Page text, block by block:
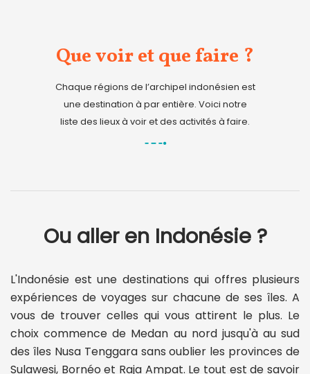
Que voir et que faire ?
Chaque régions de l’archipel indonésien est
une destination à par entière. Voici notre
liste des lieux à voir et des activités à faire.
Ou aller en Indonésie ?
L'Indonésie est une destinations qui offres plusieurs
expériences de voyages sur chacune de ses îles. A
vous de trouver celles qui vous attirent le plus. Le
choix commence de Medan au nord jusqu'à au sud
des îles Nusa Tenggara sans oublier les provinces de
Sulawesi, Bornéo et Raja Ampat. Le tout est de savoir